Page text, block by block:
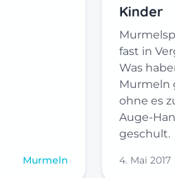
Murmeln
Kinder
fast in
Was
Murmeln
ohne es
Auge-
geschult.
4. Mai 2017